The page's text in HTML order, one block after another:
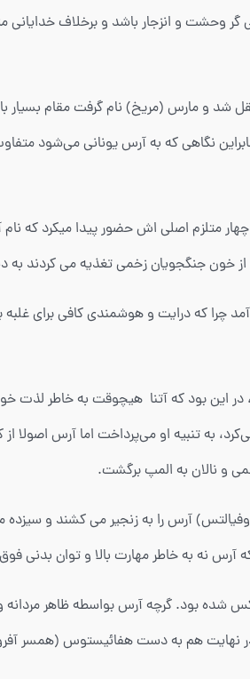
گر وحشت و انزجار باشد و برخلاف خدایانی
شد و مارس (مریخ) نام گرفت مقام بسیار
نگاهی که به آرس یونانی می‌شود
متلزم اصلی اش حضور پیدا میکرد
جنگجویان زخمی تغذیه می کردند به
چرا که درایت و هوشمندی کافی برای غلبه
این بود که آتنا هیچوقت به خاطر لذت
به تنبیه او می‌پرداخت اما آرس
و نالان به المپ برگشت.
آرس را به زنجیر می کشند و
آرس نه به خاطر مهارت بالا و توان
بود. گرچه آرس بواسطه ظاهر مردانه
در نهایت هم به دست هفائیستوس (همسر